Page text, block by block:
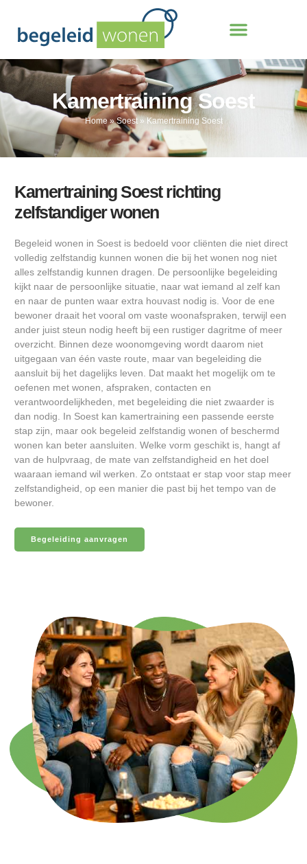
Kamertraining Soest
Home»Soest»Kamertraining Soest
Kamertraining Soest richting
zelfstandiger wonen
Begeleid wonen in Soest is bedoeld voor cliënten die niet direct
volledig zelfstandig kunnen wonen die bij het wonen nog niet
alles zelfstandig kunnen dragen. De persoonlijke begeleiding
kijkt naar de persoonlijke situatie, naar wat iemand al zelf kan
en naar de punten waar extra houvast nodig is. Voor de ene
bewoner draait het vooral om vaste woonafspraken, terwijl een
ander juist steun nodig heeft bij een rustiger dagritme of meer
overzicht. Binnen deze woonomgeving wordt daarom niet
uitgegaan van één vaste route, maar van begeleiding die
aansluit bij het dagelijks leven. Dat maakt het mogelijk om te
oefenen met wonen, afspraken, contacten en
verantwoordelijkheden, met begeleiding die niet zwaarder is
dan nodig. In Soest kan kamertraining een passende eerste
stap zijn, maar ook begeleid zelfstandig wonen of beschermd
wonen kan beter aansluiten. Welke vorm geschikt is, hangt af
van de hulpvraag, de mate van zelfstandigheid en het doel
waaraan iemand wil werken. Zo ontstaat er stap voor stap meer
zelfstandigheid, op een manier die past bij het tempo van de
bewoner.
Begeleiding aanvragen